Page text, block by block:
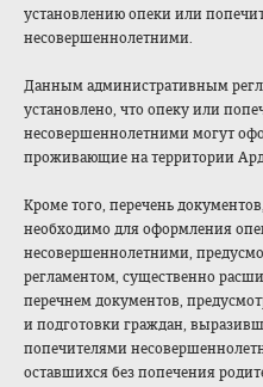
установлению опеки или
несовершеннолетними.
Данным административным
установлено, что опеку или
несовершеннолетними могут
проживающие на территории
Кроме того, перечень
необходимо для оформления
несовершеннолетними,
регламентом, существенно
перечнем документов,
и подготовки граждан,
попечителями
оставшихся без попечения